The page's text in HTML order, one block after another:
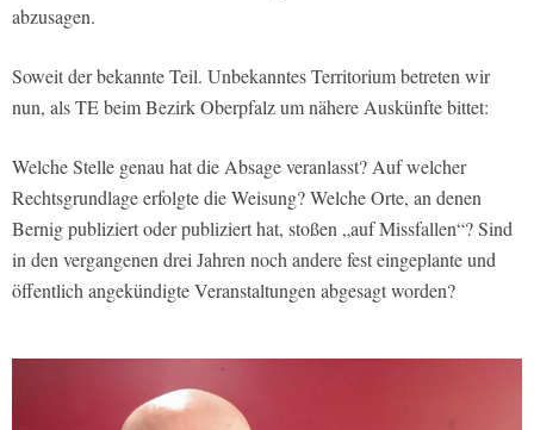
abzusagen.
Soweit der bekannte Teil. Unbekanntes Territorium betreten wir
nun, als TE beim Bezirk Oberpfalz um nähere Auskünfte bittet:
Welche Stelle genau hat die Absage veranlasst? Auf welcher
Rechtsgrundlage erfolgte die Weisung? Welche Orte, an denen
Bernig publiziert oder publiziert hat, stoßen „auf Missfallen“? Sind
in den vergangenen drei Jahren noch andere fest eingeplante und
öffentlich angekündigte Veranstaltungen abgesagt worden?